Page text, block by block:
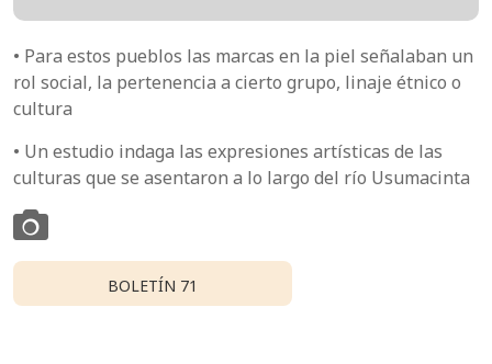
• Para estos pueblos las marcas en la piel señalaban un
rol social, la pertenencia a cierto grupo, linaje étnico o
cultura
• Un estudio indaga las expresiones artísticas de las
culturas que se asentaron a lo largo del río Usumacinta
BOLETÍN 71